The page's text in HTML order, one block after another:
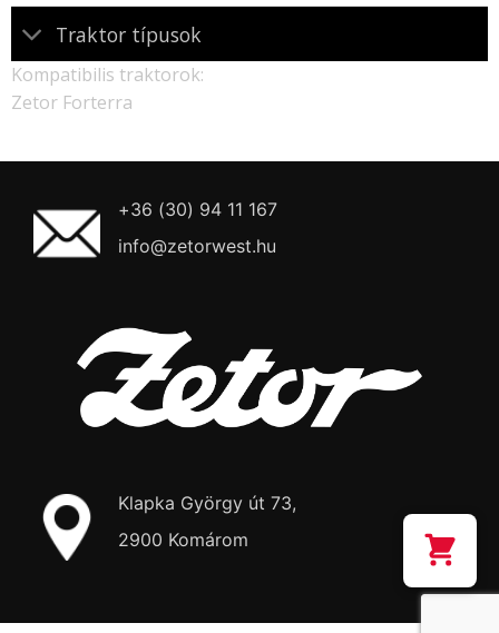
Traktor típusok
Kompatibilis traktorok:
Zetor Forterra
+36 (30) 94 11 167
info@zetorwest.hu
Klapka György út 73,
2900 Komárom